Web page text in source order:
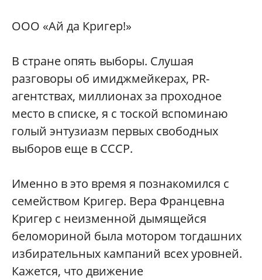
ООО «Ай да Кригер!»‎
В стране опять выборы. Слушая
разговоры об имиджмейкерах, PR-
агентствах, миллионах за проходное
место в списке, я с тоской вспоминаю
голый энтузиазм первых свободных
выборов еще в СССР.
Именно в это время я познакомился с
семейством Кригер. Вера Францевна
Кригер с неизменной дымящейся
беломориной была мотором тогдашних
избирательных кампаний всех уровней.
Кажется, что движение